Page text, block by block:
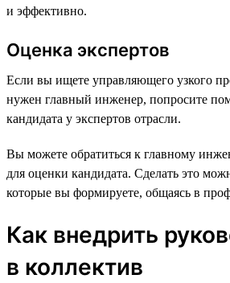
и эффективно.
Оценка экспертов
Если вы ищете управляющего узкого
нужен главный инженер, попросите
кандидата у экспертов отрасли.
Вы можете обратиться к главному
для оценки кандидата. Сделать это
которые вы формируете, общаясь в
Как внедрить
в коллектив